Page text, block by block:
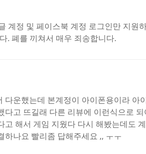
계정 및 페이스북 계정 로그인만 지원
. 폐를 끼쳐서 매우 죄송합니다.
다운했는데 본계정이 아이폰용이라 아
다고 뜨길래 다른 리뷰에 이런식으로
고 해서 게임 지웠다 다시 해봤는데도
하나요 빨리좀 답해주세요 ,, ㅜㅜ